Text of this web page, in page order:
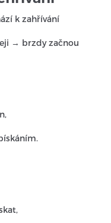
k zahřívání
→ brzdy začnou